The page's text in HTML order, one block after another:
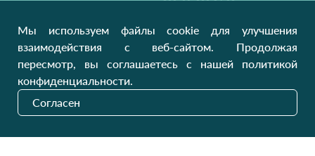
Для детей
Домашний текстиль
+380 (99) 302-84-98
Заказать звонок?
Пн-Пт9:00 - 16:00
НДВихідний
Наши обновления
Мы используем файлы cookie для улучшения
взаимодействия с веб-сайтом. Продолжая
пересмотр, вы соглашаетесь с нашей политикой
конфиденциальности.
Согласен